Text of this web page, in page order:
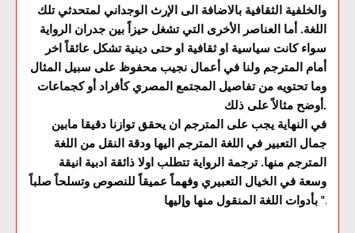
والخلفية الثقافية بالاضافة الى الإرث الوجداني لمتحدثي تلك
اللغة. أما العناصر الأخرى التي تشغل حيزاً بين جدران الرواية
سواء كانت سياسية او ثقافية او حتى دينية تشكل عائقاً اخر
أمام المترجم ولنا في أعمال نجيب محفوظ على سبيل المثال
وما تحتويه من تفاصيل المجتمع المصري كأفراد أو كجماعات
أوضح مثالاً على ذلك.
في النهاية يجب على المترجم ان يحقق توازنا دقيقا مابين
جمال التعبير في اللغة المترجم اليها ودقة النقل من اللغة
المترجم منها. ترجمة الرواية تتطلب اولا ذائقة ادبية انيقة
وسعة في الخيال التعبيري وفهماً عميقاً للنصوص وتسلحاً صلباً
بأدوات اللغة المنقول منها وإليها ".